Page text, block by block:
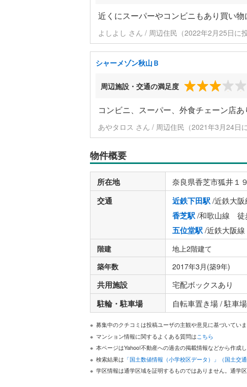
近くにスーパーやコンビニもあり買い物
よしよし さん / 周辺住民（2022年2月25日に投
シャーメゾン秋山Ｂ
周辺施設・交通の満足度
コンビニ、スーパー、外食チェーン店あ
あやタロス さん / 周辺住民（2021年3月24日に
物件概要
所在地 奈良県香芝市狐井１
交通 近鉄下田駅/近鉄大
香芝駅/和歌山線 徒
五位堂駅/近鉄大阪
階建 地上2階建て
築年数
2017年3月(築9年)
共用施設 宅配ボックスあり
駐輪・駐車場 自転車置き場 / 駐車
募集中のクチコミは投稿ユーザの主観や意見に基づいてい
マンション情報に関するよくある質問はこちら
本ページはYahoo!不動産への過去の掲載情報などから作成
検索結果は 「国土数値情報（小学校区データ）」（国土交通
学区情報は通学区域を証明するものではありません。通学